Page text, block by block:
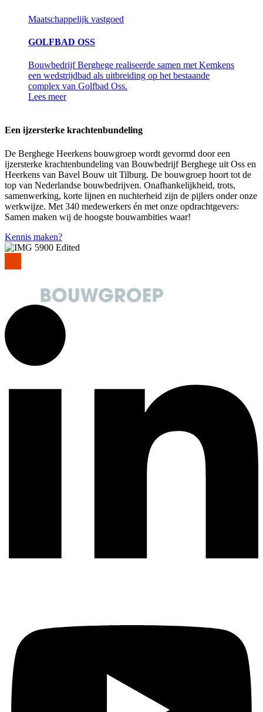
Maatschappelijk vastgoed
GOLFBAD OSS
Bouwbedrijf Berghege realiseerde samen met Kemkens
een wedstrijdbad als uitbreiding op het bestaande
complex van Golfbad Oss.
Lees meer
Een ijzersterke krachtenbundeling
De Berghege Heerkens bouwgroep wordt gevormd door een
ijzersterke krachtenbundeling van Bouwbedrijf Berghege uit Oss en
Heerkens van Bavel Bouw uit Tilburg. De bouwgroep hoort tot de
top van Nederlandse bouwbedrijven. Onafhankelijkheid, trots,
samenwerking, korte lijnen en nuchterheid zijn de pijlers onder onze
werkwijze. Met 340 medewerkers én met onze opdrachtgevers:
Samen maken wij de hoogste bouwambities waar!
Kennis maken?